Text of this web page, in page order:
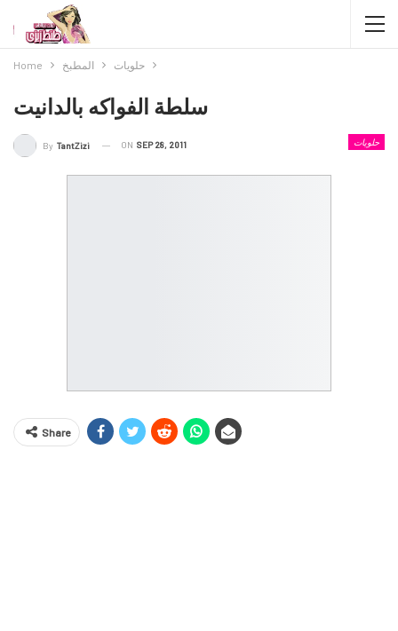
Home المطبخ حلويات
سلطة الفواكه بالدانيت
حلويات By TantZizi ON SEP 28, 2011
Share